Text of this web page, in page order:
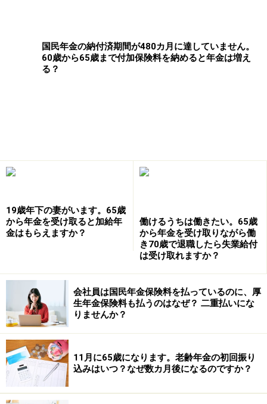
ら65歳まで働いたとして、将来受け取れる老齢厚生年金
がおよそいくらになるのか、現在の年金水準で計算して
みました。※経過的加算については考慮しません。
60歳から65歳までの老齢厚生年金
24万円×5.481/1000×60カ月＝7万8926円
上記を合計すると、89万9760円＋7万8926円＝97万
8686円
したがってこの場合、相談者は65歳から老齢厚生年金を
およそ年額97万8686円受け取れますね
（マクロ経済スライドで金額が少し異なることもありま
す）。
もし、65歳以降も会社に勤務し続けると、老齢厚生年金
を満額で受け取れなくなる場合があるので、注意が必要
です。満額で受け取れなくなるのは、「在職老齢年金」
の仕組みによるもので、基本月額（老齢厚生年金の年額
国民年金の納付済期間が480カ月に達していません。
60歳から65歳まで付加保険料を納めると年金は増え
る？
19歳年下の妻がいます。65歳
から年金を受け取ると加給年
金はもらえますか？
働けるうちは働きたい。65歳
から年金を受け取りながら働
き70歳で退職したら失業給付
は受け取れますか？
会社員は国民年金保険料を払っているのに、厚
生年金保険料も払うのはなぜ？ 二重払いにな
りませんか？
11月に65歳になります。老齢年金の初回振り
込みはいつ？なぜ数カ月後になるのですか？